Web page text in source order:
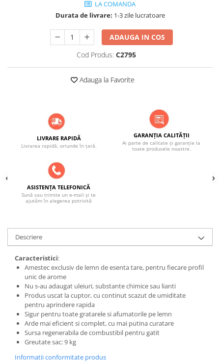
ACCESORII PENTRU GATIT
COPERTINE ȘI PRELATE
Prelată impermeabilă din
polietilenă cu inele
Coșuri de fum din beton
Coșuri de fum din inox
Baterii și accesorii
PRODUSE PENTRU GRĂDINARIT
Irigații pentru grădină
Unelte electrice
STICLĂ TERMOREZISTENTĂ
TRUSE SI ACCESORII PROFESIONALE
DE CURATARE HORN
UZ GOSPODĂRESC
ȘEMINEE ȘI ÎNCĂLZITOARE DE
TERASĂ
LA COMANDA
Durata de livrare: 1-3 zile lucratoare
ADAUGA IN COS
Cod Produs: C2795
Adauga la Favorite
LIVRARE RAPIDĂ
Livrarea rapidă, oriunde în țară.
GARANȚIA CALITĂȚII
Ai parte de calitate și garanție la
toate produsele noastre.
ASISTENȚA TELEFONICĂ
Sună sau trimite un e-mail și te
ajutăm în alegerea potrivită
Descriere
Caracteristici:
Amestec exclusiv de lemn de esenta tare, pentru fiecare profil
unic de arome
Nu s-au adaugat uleiuri, substante chimice sau lianti
Produs uscat la cuptor, cu continut scazut de umiditate
pentru aprindere rapida
Sigur pentru toate gratarele si afumatorile pe lemn
Arde mai eficient si complet, cu mai putina curatare
Sursa regenerabila de combustibil pentru gatit
Greutate sac: 9 kg
Informatii conformitate produs